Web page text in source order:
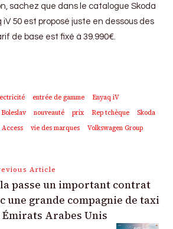
sachez que dans le catalogue Skoda
iV 50 est proposé juste en dessous des
de base est fixé à 39.990€.
entrée de gamme
Enyaq iV
nouveauté prix Rep tchèque
Skoda
vie des marques Volkswagen Group
Article
passe un important contrat
une grande compagnie de taxi
Émirats Arabes Unis